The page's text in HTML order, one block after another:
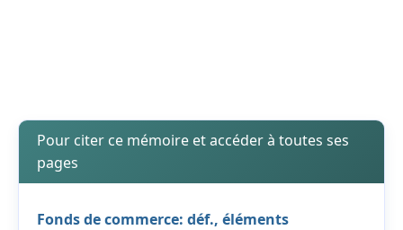
Pour citer ce mémoire et accéder à toutes ses
pages
Fonds de commerce: déf., éléments